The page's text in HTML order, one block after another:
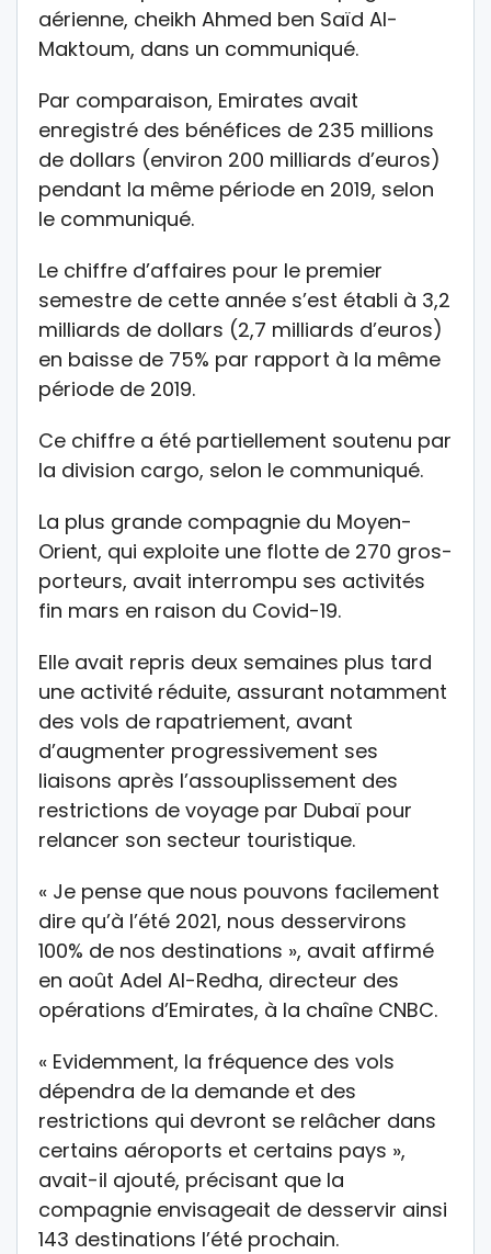
aérienne, cheikh Ahmed ben Saïd Al-
Maktoum, dans un communiqué.
Par comparaison, Emirates avait
enregistré des bénéfices de 235 millions
de dollars (environ 200 milliards d’euros)
pendant la même période en 2019, selon
le communiqué.
Le chiffre d’affaires pour le premier
semestre de cette année s’est établi à 3,2
milliards de dollars (2,7 milliards d’euros)
en baisse de 75% par rapport à la même
période de 2019.
Ce chiffre a été partiellement soutenu par
la division cargo, selon le communiqué.
La plus grande compagnie du Moyen-
Orient, qui exploite une flotte de 270 gros-
porteurs, avait interrompu ses activités
fin mars en raison du Covid-19.
Elle avait repris deux semaines plus tard
une activité réduite, assurant notamment
des vols de rapatriement, avant
d’augmenter progressivement ses
liaisons après l’assouplissement des
restrictions de voyage par Dubaï pour
relancer son secteur touristique.
« Je pense que nous pouvons facilement
dire qu’à l’été 2021, nous desservirons
100% de nos destinations », avait affirmé
en août Adel Al-Redha, directeur des
opérations d’Emirates, à la chaîne CNBC.
« Evidemment, la fréquence des vols
dépendra de la demande et des
restrictions qui devront se relâcher dans
certains aéroports et certains pays »,
avait-il ajouté, précisant que la
compagnie envisageait de desservir ainsi
143 destinations l’été prochain.